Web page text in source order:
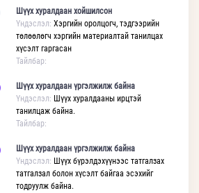
Шүүх хуралдаан хойшилсон
Үндэслэл: Хэргийн оролцогч, тэдгээрийн
төлөөлөгч хэргийн материалтай танилцах
хүсэлт гаргасан
Тайлбар:
Шүүх хуралдаан үргэлжилж байна
Үндэслэл: Шүүх хуралдааны ирцтэй
танилцаж байна.
Тайлбар:
Шүүх хуралдаан үргэлжилж байна
Үндэслэл: Шүүх бүрэлдэхүүнээс татгалзах
татгалзал болон хүсэлт байгаа эсэхийг
тодруулж байна.